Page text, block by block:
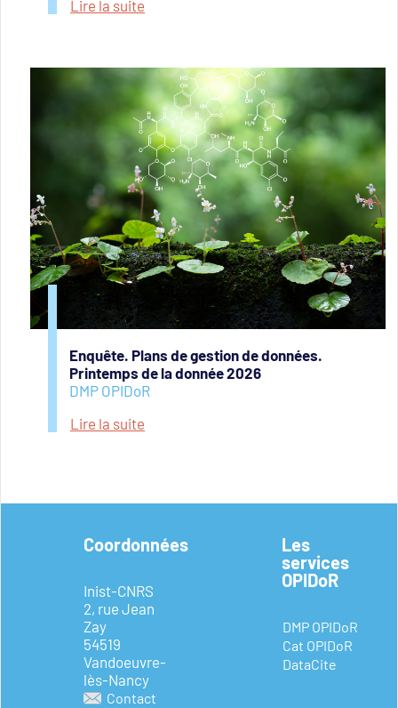
Lire la suite
Enquête. Plans de gestion de données.
Printemps de la donnée 2026
DMP OPIDoR
Lire la suite
Coordonnées
Inist-CNRS
2, rue Jean
Zay
54519
Vandoeuvre-
lès-Nancy
Contact
Les
services
OPIDoR
DMP OPIDoR
Cat OPIDoR
DataCite